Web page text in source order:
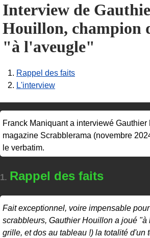
Interview de
Houillon, champion
"à l'aveugle"
1. Rappel des faits
2. L'interview
Franck Maniquant a interviewé
magazine Scrabblerama (novembre
le verbatim.
1. Rappel des faits
Fait exceptionnel, voire impensable
scrabbleurs, Gauthier Houillon a joué "à
grille, et dos au tableau !) la totalité d'un